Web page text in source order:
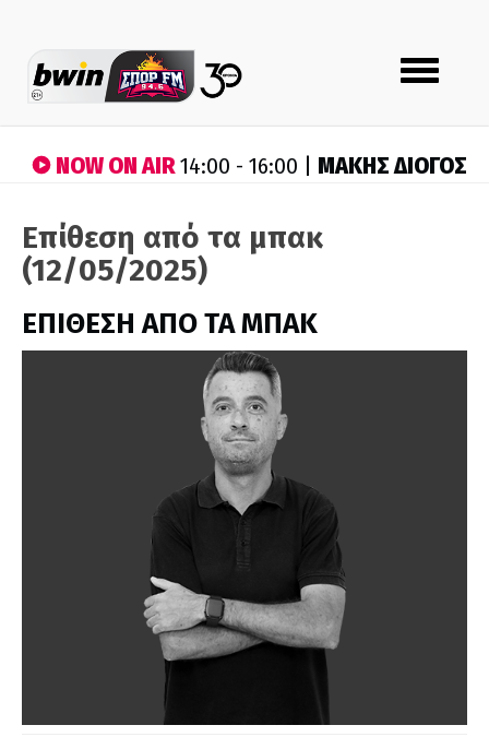
Toggle
navigation
NOW ON AIR14:00 - 16:00 | ΜΑΚΗΣ ΔΙΟΓΟΣ
Επίθεση από τα μπακ
(12/05/2025)
ΕΠΙΘΕΣΗ ΑΠΟ ΤΑ ΜΠΑΚ